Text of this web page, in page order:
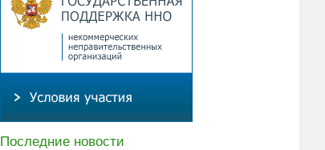
Последние новости